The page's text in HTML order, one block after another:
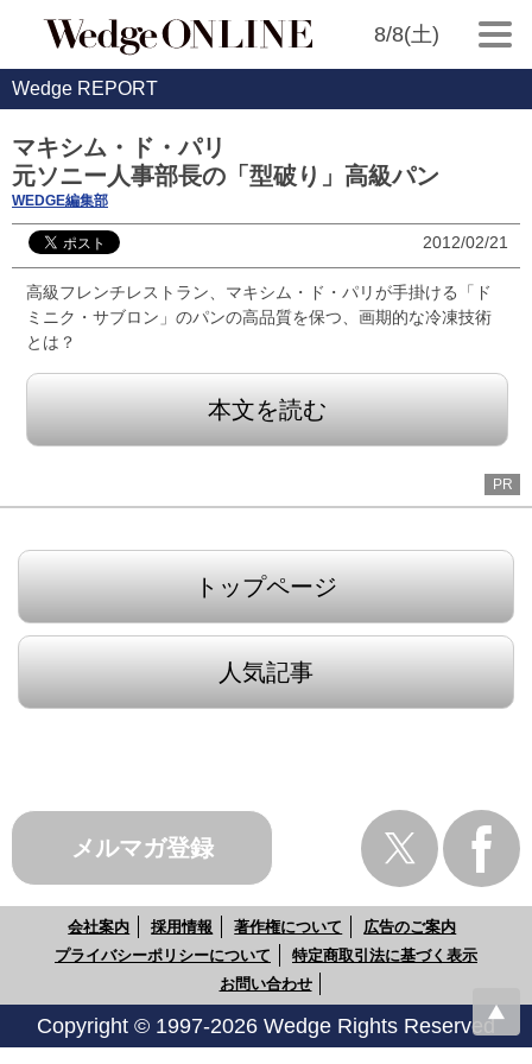
8/8(土)
Wedge REPORT
マキシム・ド・パリ
元ソニー人事部長の「型破り」高級パン
WEDGE編集部
2012/02/21
高級フレンチレストラン、マキシム・ド・パリが手掛ける「ド
ミニク・サブロン」のパンの高品質を保つ、画期的な冷凍技術
とは？
本文を読む
PR
トップページ
人気記事
メルマガ登録
会社案内 採用情報 著作権について
広告のご案内
プライバシーポリシーについて
特定商取引法に基づく表示
お問い合わせ
Copyright © 1997-2026 Wedge Rights Reserved